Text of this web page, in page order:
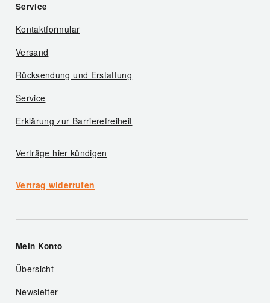
Service
Kontaktformular
Versand
Rücksendung und Erstattung
Service
Erklärung zur Barrierefreiheit
Verträge hier kündigen
Vertrag widerrufen
Mein Konto
Übersicht
Newsletter